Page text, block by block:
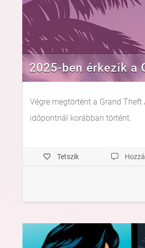
2025-ben érkezik a
Végre megtörtént a Grand
időpontnál korábban történt.
Tetszik